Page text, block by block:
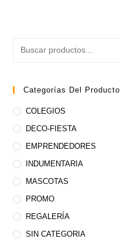
Categorías Del Producto
COLEGIOS
DECO-FIESTA
EMPRENDEDORES
INDUMENTARIA
MASCOTAS
PROMO
REGALERÍA
SIN CATEGORIA